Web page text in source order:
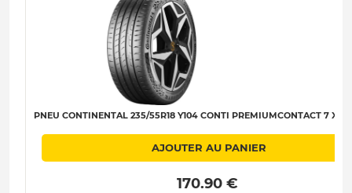
PNEU CONTINENTAL 235/55R18 Y104 CONTI PREMIUMCONTACT 7 XL
AJOUTER AU PANIER
170.90 €